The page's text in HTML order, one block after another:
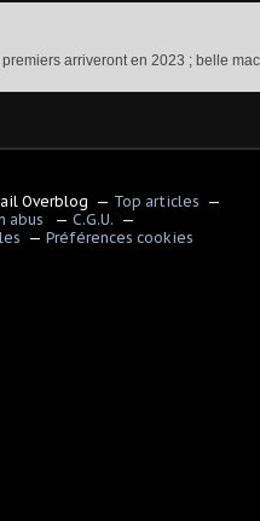
arriveront en 2023 ; belle
Overblog
Top articles
abus
C.G.U.
Préférences cookies